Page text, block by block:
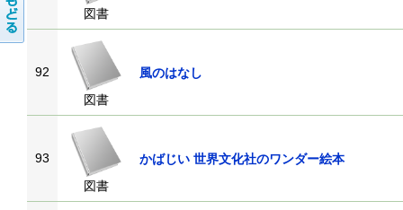
図書
92
図書
風のはなし
93
図書
かばじい 世界文化社のワンダー絵本